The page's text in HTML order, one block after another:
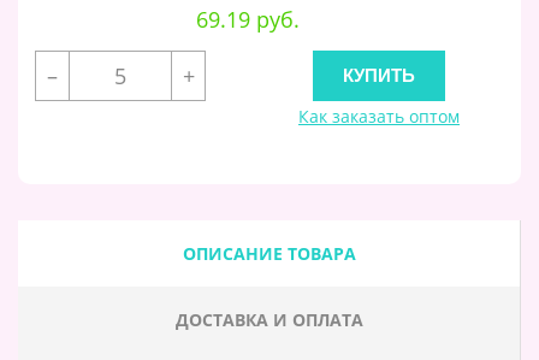
69.19 руб.
–
+
Как заказать оптом
ОПИСАНИЕ ТОВАРА
ДОСТАВКА И ОПЛАТА